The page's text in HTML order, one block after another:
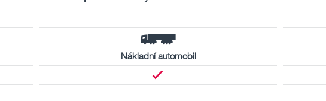
Nákladní automobil